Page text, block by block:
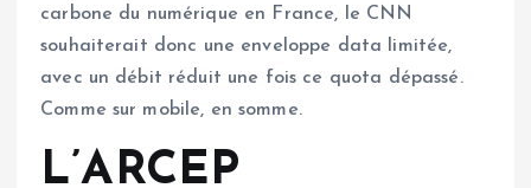
carbone du numérique en France, le CNN
souhaiterait donc une enveloppe data limitée,
avec un débit réduit une fois ce quota dépassé.
Comme sur mobile, en somme.
L’ARCEP